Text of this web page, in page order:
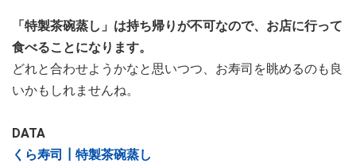
「特製茶碗蒸し」は持ち帰りが不可なので、お店に行って
食べることになります。
どれと合わせようかなと思いつつ、お寿司を眺めるのも良
いかもしれませんね。
DATA
くら寿司┃特製茶碗蒸し